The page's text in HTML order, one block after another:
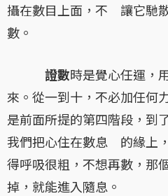
攝在數目上面，不 讓它馳
數。
證數時是覺心任運，
來。從一到十，不必加任何
是前面所提的第四階段，到
我們把心住在數息 的緣上
得呼吸很粗，不想再數，那
掉，就能進入隨息。